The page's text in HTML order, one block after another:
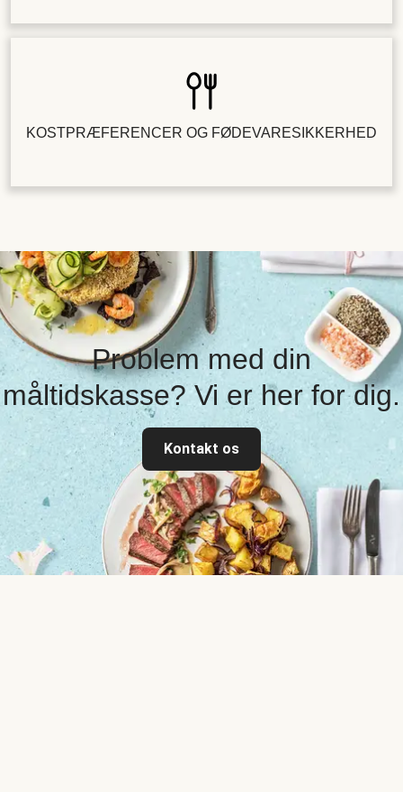
KOSTPRÆFERENCER OG FØDEVARESIKKERHED
Problem med din
måltidskasse? Vi er her for dig.
Kontakt os